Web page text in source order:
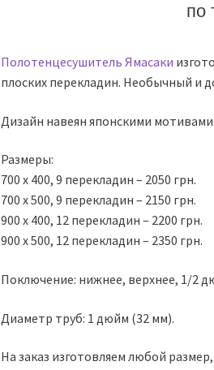
по
Полотенцесушитель Ямасаки
плоских перекладин. Необычный и
Дизайн навеян японскими мотивами.
Размеры:
700 х 400, 9 перекладин – 2050 грн.
700 х 500, 9 перекладин – 2150 грн.
900 х 400, 12 перекладин – 2200 грн.
900 х 500, 12 перекладин – 2350 грн.
Поключение: нижнее, верхнее, 1/2
Диаметр труб: 1 дюйм (32 мм).
На заказ изготовляем любой